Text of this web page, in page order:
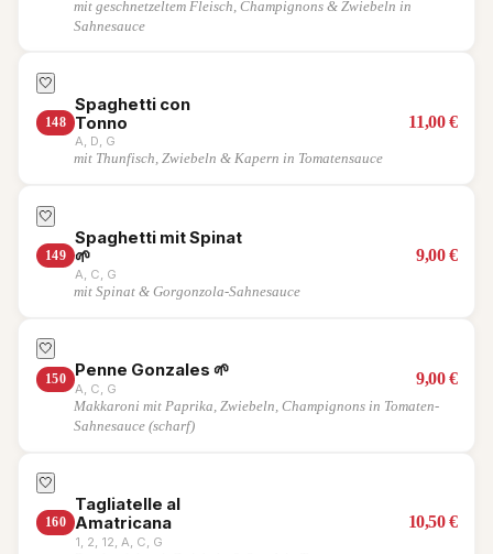
mit geschnetzeltem Fleisch, Champignons & Zwiebeln in
Sahnesauce
🤍
148
Spaghetti con
Tonno
A, D, G
11,00€
mit Thunfisch, Zwiebeln & Kapern in Tomatensauce
🤍
149
Spaghetti mit Spinat
🌱
A, C, G
9,00€
mit Spinat & Gorgonzola-Sahnesauce
🤍
150 Penne Gonzales 🌱
A, C, G
9,00€
Makkaroni mit Paprika, Zwiebeln, Champignons in Tomaten-
Sahnesauce (scharf)
🤍
160
Tagliatelle al
Amatricana
1, 2, 12, A, C, G
10,50€